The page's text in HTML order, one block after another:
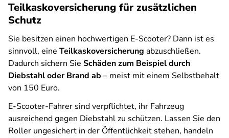
Teilkaskoversicherung für zusätzlichen
Schutz
Sie besitzen einen hochwertigen E-Scooter? Dann ist es
sinnvoll, eine Teilkaskoversicherung abzuschließen.
Dadurch sichern Sie Schäden zum Beispiel durch
Diebstahl oder Brand ab – meist mit einem Selbstbehalt
von 150 Euro.
E-Scooter-Fahrer sind verpflichtet, ihr Fahrzeug
ausreichend gegen Diebstahl zu schützen. Lassen Sie den
Roller ungesichert in der Öffentlichkeit stehen, handeln